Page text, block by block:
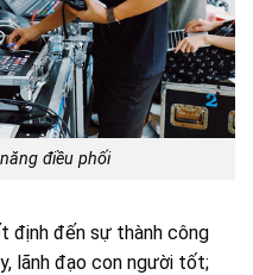
điều phối
định đến sự thành công
lãnh đạo con người tốt;